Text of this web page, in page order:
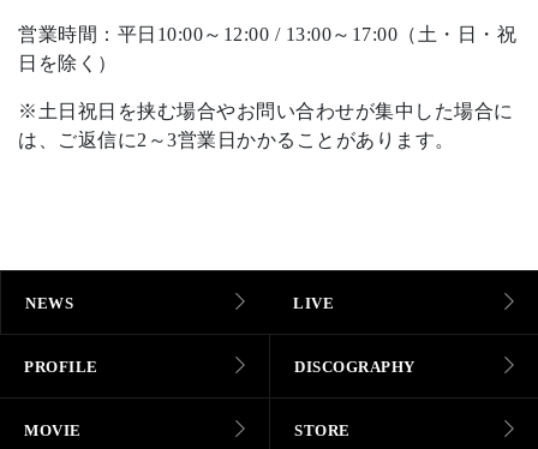
営業時間：平日10:00～12:00 / 13:00～17:00（土・日・祝
日を除く）
※土日祝日を挟む場合やお問い合わせが集中した場合に
は、ご返信に2～3営業日かかることがあります。
NEWS LIVE
PROFILE DISCOGRAPHY
MOVIE STORE